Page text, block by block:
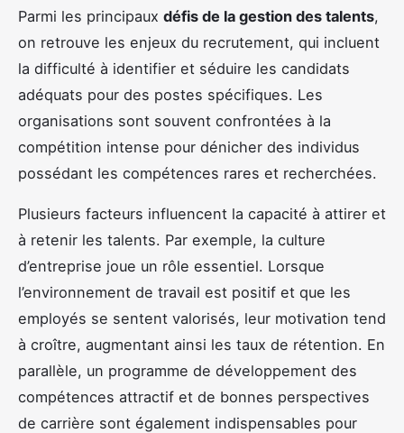
Parmi les principaux défis de la gestion des talents,
on retrouve les enjeux du recrutement, qui incluent
la difficulté à identifier et séduire les candidats
adéquats pour des postes spécifiques. Les
organisations sont souvent confrontées à la
compétition intense pour dénicher des individus
possédant les compétences rares et recherchées.
Plusieurs facteurs influencent la capacité à attirer et
à retenir les talents. Par exemple, la culture
d’entreprise joue un rôle essentiel. Lorsque
l’environnement de travail est positif et que les
employés se sentent valorisés, leur motivation tend
à croître, augmentant ainsi les taux de rétention. En
parallèle, un programme de développement des
compétences attractif et de bonnes perspectives
de carrière sont également indispensables pour